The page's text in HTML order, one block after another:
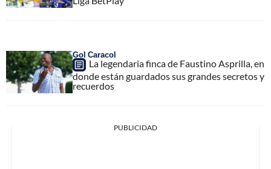
Gol Caracol
La legendaria finca de Faustino Asprilla, en
donde están guardados sus grandes secretos y
recuerdos
PUBLICIDAD